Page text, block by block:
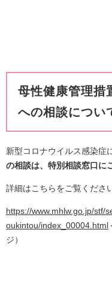
母性健康管理措
への相談につい
新型コロナウイルス感染症
の相談は、特別相談窓口に
詳細はこちらをご覧くださ
https://www.mhlw.go.jp/stf/
oukintou/index_00004.html
ジ）